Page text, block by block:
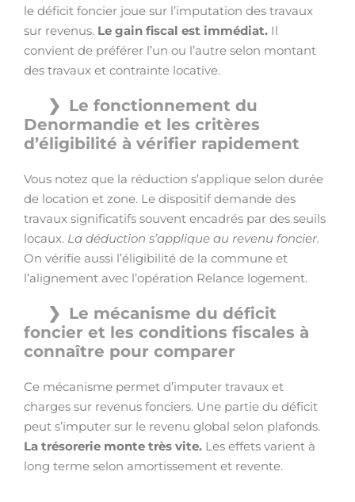
le déficit foncier joue sur l’imputation des travaux
sur revenus. Le gain fiscal est immédiat. Il
convient de préférer l’un ou l’autre selon montant
des travaux et contrainte locative.
Le fonctionnement du
Denormandie et les critères
d’éligibilité à vérifier rapidement
Vous notez que la réduction s’applique selon durée
de location et zone. Le dispositif demande des
travaux significatifs souvent encadrés par des seuils
locaux. La déduction s’applique au revenu foncier.
On vérifie aussi l’éligibilité de la commune et
l’alignement avec l’opération Relance logement.
Le mécanisme du déficit
foncier et les conditions fiscales à
connaître pour comparer
Ce mécanisme permet d’imputer travaux et
charges sur revenus fonciers. Une partie du déficit
peut s’imputer sur le revenu global selon plafonds.
La trésorerie monte très vite. Les effets varient à
long terme selon amortissement et revente.